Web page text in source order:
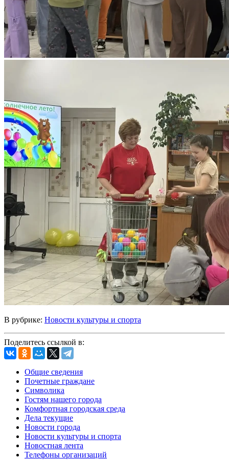
В рубрике: Новости культуры и спорта
Поделитесь ссылкой в:
Общие сведения
Почетные граждане
Символика
Гостям нашего города
Комфортная городская среда
Дела текущие
Новости города
Новости культуры и спорта
Новостная лента
Телефоны организаций